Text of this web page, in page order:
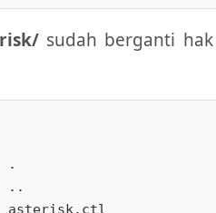
sudah berganti
.
..
asterisk.ctl